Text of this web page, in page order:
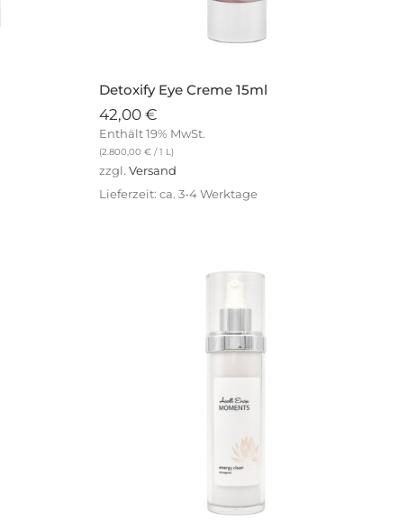
Detoxify Eye Creme 15ml
42,00€
Enthält 19% MwSt.
(2.800,00€ / 1 L)
zzgl.Versand
Lieferzeit: ca. 3-4 Werktage